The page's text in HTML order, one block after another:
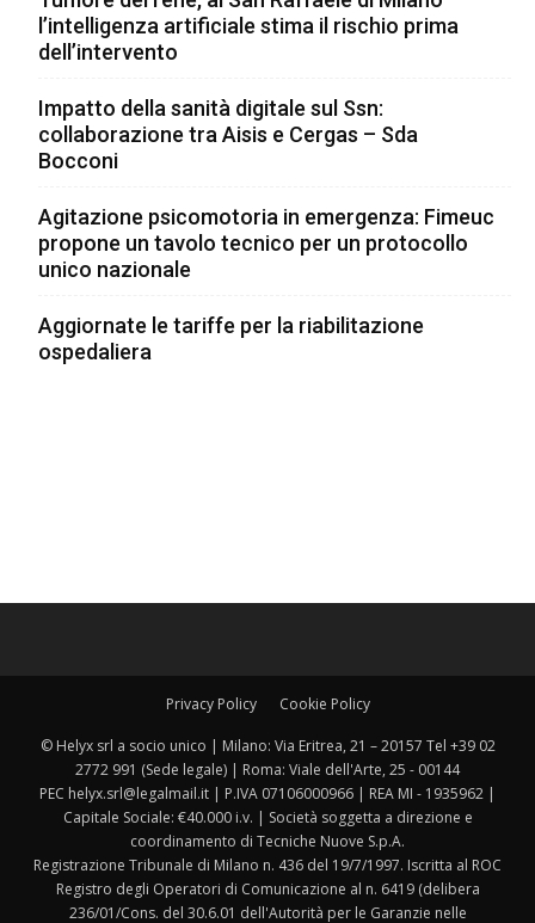
l’intelligenza artificiale stima il rischio prima
dell’intervento
Impatto della sanità digitale sul Ssn:
collaborazione tra Aisis e Cergas – Sda
Bocconi
Agitazione psicomotoria in emergenza: Fimeuc
propone un tavolo tecnico per un protocollo
unico nazionale
Aggiornate le tariffe per la riabilitazione
ospedaliera
Privacy Policy Cookie Policy
© Helyx srl a socio unico | Milano: Via Eritrea, 21 – 20157 Tel +39 02
2772 991 (Sede legale) | Roma: Viale dell'Arte, 25 - 00144
PEC helyx.srl@legalmail.it | P.IVA 07106000966 | REA MI - 1935962 |
Capitale Sociale: €40.000 i.v. | Società soggetta a direzione e
coordinamento di Tecniche Nuove S.p.A.
Registrazione Tribunale di Milano n. 436 del 19/7/1997. Iscritta al ROC
Registro degli Operatori di Comunicazione al n. 6419 (delibera
236/01/Cons. del 30.6.01 dell'Autorità per le Garanzie nelle